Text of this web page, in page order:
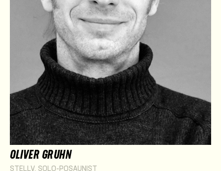
OLIVER GRUHN
STELLV. SOLO-POSAUNIST